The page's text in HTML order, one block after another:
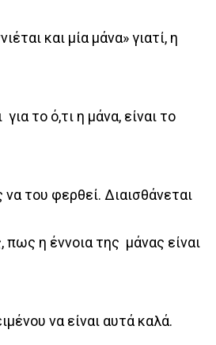
και μία μάνα» γιατί, η
το ό,τι η μάνα, είναι το
του φερθεί. Διαισθάνεται
πως η έννοια της μάνας είναι
να είναι αυτά καλά.